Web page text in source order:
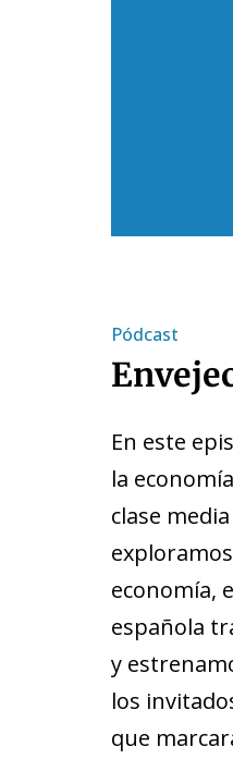
Pódcast
En este
la
clase
economía,
española
y
los
que